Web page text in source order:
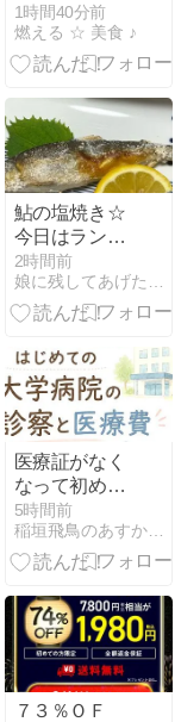
郎系ラーメン
】☆ コウジロ
ウ ♪
1時間40分前
燃える ☆ 美食 ♪
鮎の塩焼き☆
今日はランチ
&大好きな抹
茶スイーツ
2時間前
娘に残してあげたいわが家のレシピ
医療証がなく
なって初めて
の大学病院！
かかった医療
費は？
5時間前
稲垣飛鳥のあすかふぇのおいしい毎日
７３％ＯＦ